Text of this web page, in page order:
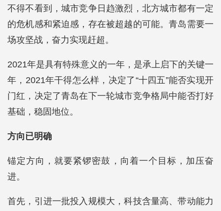
不得不看到，城市竞争日趋激烈，北方城市都有一定
的危机感和紧迫感，存在被超越的可能。青岛需要一
场攻坚战，奋力实现赶超。
2021年是具有特殊意义的一年，是承上启下的关键一
年，2021年干得怎么样，决定了“十四五”能否实现开
门红，决定了青岛在下一轮城市竞争格局中能否打好
基础，稳固地位。
方向已明确
锚定方向，就要紧锣密鼓，向着一个目标，加压奋
进。
首先，引进一批投入规模大，科技含量高、带动能力